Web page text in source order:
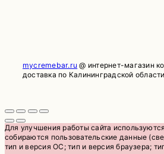
mycremebar.ru @ интернет-магазин
доставка по Калининградской
Для улучшения работы сайта
собираются пользовательские данные
тип и версия ОС; тип и версия браузера;